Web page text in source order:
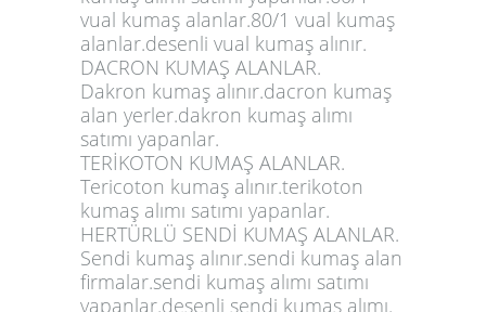
vual kumaş alanlar.80/1 vual kumaş
alanlar.desenli vual kumaş alınır.
DACRON KUMAŞ ALANLAR.
Dakron kumaş alınır.dacron kumaş
alan yerler.dakron kumaş alımı
satımı yapanlar.
TERİKOTON KUMAŞ ALANLAR.
Tericoton kumaş alınır.terikoton
kumaş alımı satımı yapanlar.
HERTÜRLÜ SENDİ KUMAŞ ALANLAR.
Sendi kumaş alınır.sendi kumaş alan
firmalar.sendi kumaş alımı satımı
yapanlar.desenli sendi kumaş alımı.